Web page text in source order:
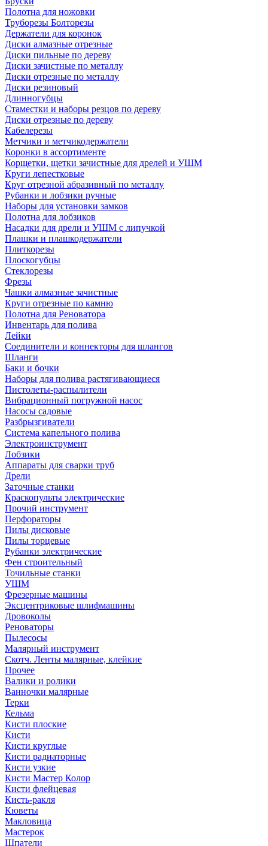
Полотна для ножовки
Труборезы Болторезы
Держатели для коронок
Диски алмазные отрезные
Диски пильные по дереву
Диски зачистные по металлу
Диски отрезные по металлу
Диски резиновый
Длинногубцы
Стаместки и наборы резцов по дереву
Диски отрезные по дереву
Кабелерезы
Метчики и метчикодержатели
Коронки в ассортименте
Корщетки, щетки зачистные для дрелей и УШМ
Круги лепестковые
Круг отрезной абразивный по металлу
Рубанки и лобзики ручные
Наборы для установки замков
Полотна для лобзиков
Насадки для дрели и УШМ с липучкой
Плашки и плашкодержатели
Плиткорезы
Плоскогубцы
Стеклорезы
Фрезы
Чашки алмазные зачистные
Круги отрезные по камню
Полотна для Реноватора
Инвентарь для полива
Лейки
Соединители и коннекторы для шлангов
Шланги
Баки и бочки
Наборы для полива растягивающиеся
Пистолеты-распылители
Вибрационный погружной насос
Насосы садовые
Разбрызгиватели
Система капельного полива
Электроинструмент
Лобзики
Аппараты для сварки труб
Дрели
Заточные станки
Краскопульты электрические
Прочий инструмент
Перфораторы
Пилы дисковые
Пилы торцевые
Рубанки электрические
Фен строительный
Точильные станки
УШМ
Фрезерные машины
Эксцентриковые шлифмашины
Дровоколы
Реноваторы
Пылесосы
Малярный инструмент
Скотч. Ленты малярные, клейкие
Прочее
Валики и ролики
Ванночки малярные
Терки
Кельма
Кисти плоские
Кисти
Кисти круглые
Кисти радиаторные
Кисти узкие
Кисти Мастер Колор
Кисти флейцевая
Кисть-ракля
Кюветы
Макловица
Мастерок
Шпатели